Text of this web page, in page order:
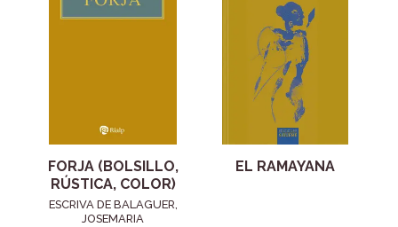
FORJA (BOLSILLO,
RÚSTICA, COLOR)
ESCRIVA DE BALAGUER,
JOSEMARIA
EL RAMAYANA